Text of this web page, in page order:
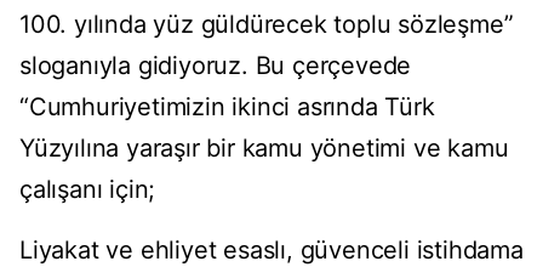
100. yılında yüz güldürecek toplu sözleşme”
sloganıyla gidiyoruz. Bu çerçevede
“Cumhuriyetimizin ikinci asrında Türk
Yüzyılına yaraşır bir kamu yönetimi ve kamu
çalışanı için;
Liyakat ve ehliyet esaslı, güvenceli istihdama